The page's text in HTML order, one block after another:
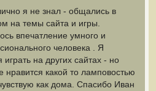
я не знал - общались в
на темы сайта и игры.
впечатление умного и
человека . Я
играть на других сайтах - но
нравится какой то ламповостью
как дома. Спасибо Иван